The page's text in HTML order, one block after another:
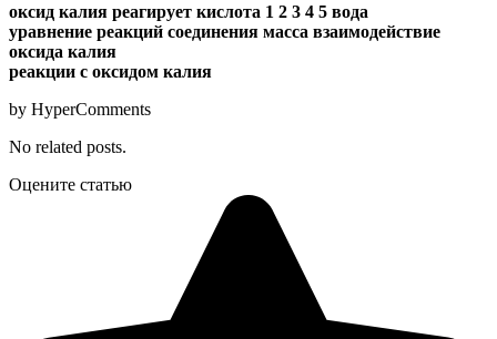
оксид калия реагирует кислота 1 2 3 4 5 вода
уравнение реакций соединения масса взаимодействие
оксида калия
реакции с оксидом калия
by HyperComments
No related posts.
Оцените статью